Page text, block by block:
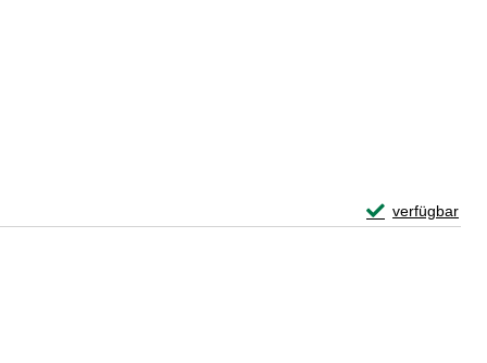
verfügbar
Exemplar-